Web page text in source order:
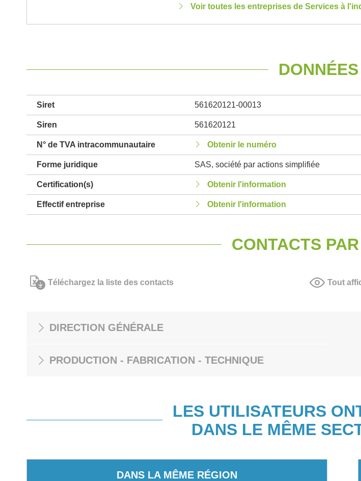
Voir toutes les entreprises de Services à
Siret 561620121-00013
Siren 561620121
N° de TVA intracommunautaire Obtenir le numéro
Forme juridique SAS, société par actions simplifiée
Certification(s) Obtenir l'information
Effectif entreprise Obtenir l'information
CONTACTS
Téléchargez la liste des contacts Tout
DIRECTION GÉNÉRALE
PRODUCTION - FABRICATION - TECHNIQUE
LES UTILISATEURS
DANS LE MÊME
DANS LA MÊME RÉGION